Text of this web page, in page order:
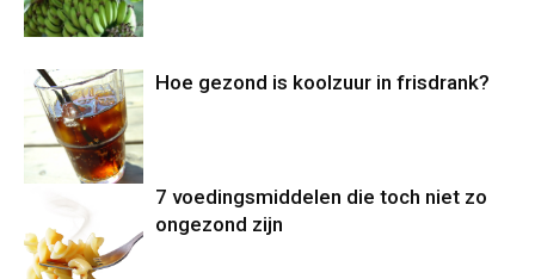
Hoe gezond is koolzuur in frisdrank?
7 voedingsmiddelen die toch niet zo
ongezond zijn